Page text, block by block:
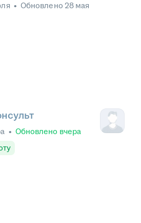
• Обновлено 28 мая
• Обновлено вчера